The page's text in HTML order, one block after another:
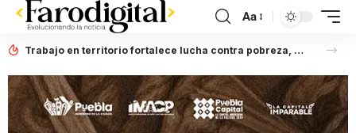
Aa
Trabajo en territorio fortalece lucha contra pobreza, afirma Laura Artemisa